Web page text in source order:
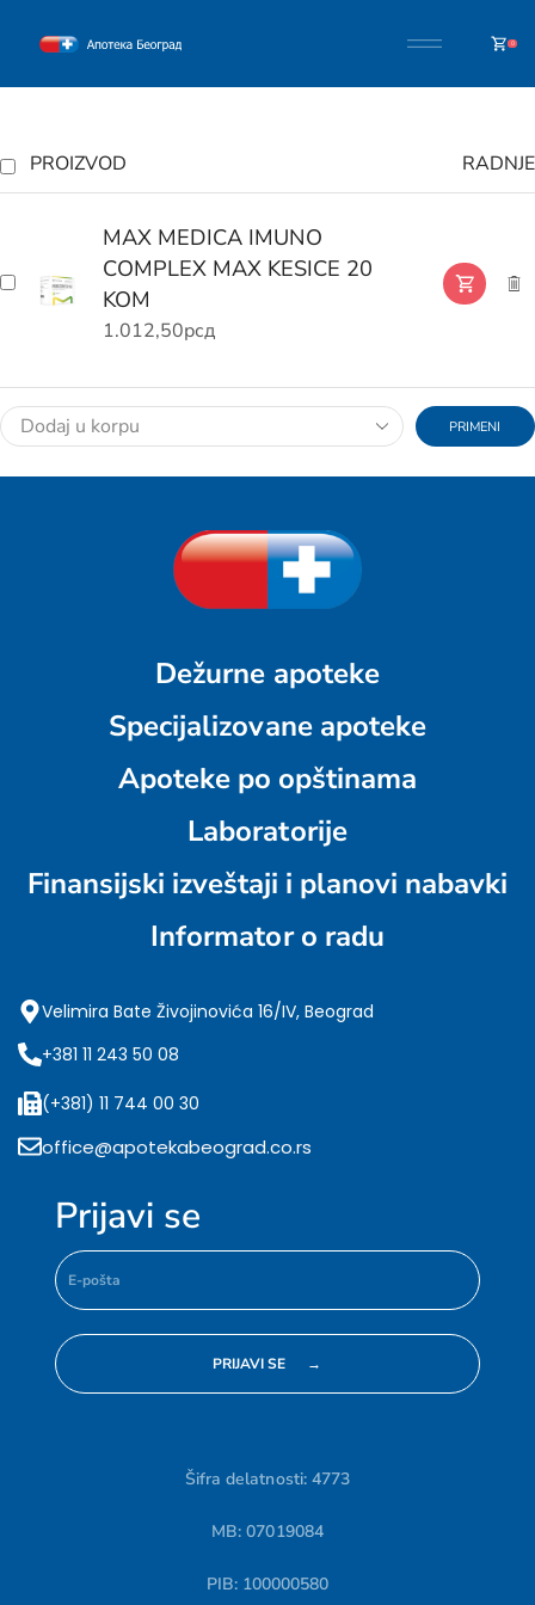
0
PROIZVOD RADNJE
MAX MEDICA IMUNO
COMPLEX MAX KESICE 20
KOM
1.012,50рсд
PRIMENI
Dežurne apoteke
Specijalizovane apoteke
Apoteke po opštinama
Laboratorije
Finansijski izveštaji i planovi nabavki
Informator o radu
Velimira Bate Živojinovića 16/IV, Beograd
+381 11 243 50 08
(+381) 11 744 00 30
office@apotekabeograd.co.rs
Prijavi se
Šifra delatnosti: 4773
MB: 07019084
PIB: 100000580